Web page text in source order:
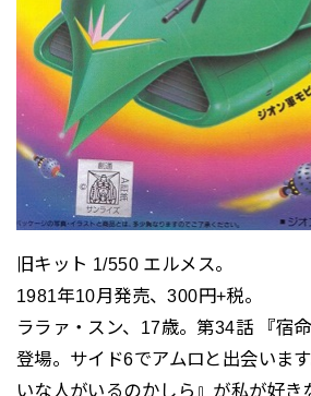
旧キット 1/550 エルメス。
1981年10月発売、300円+税。
ララァ・スン、17歳。第34話 『宿
登場。サイド6でアムロと出会いま
いな人がいるのかしら』が私が好き